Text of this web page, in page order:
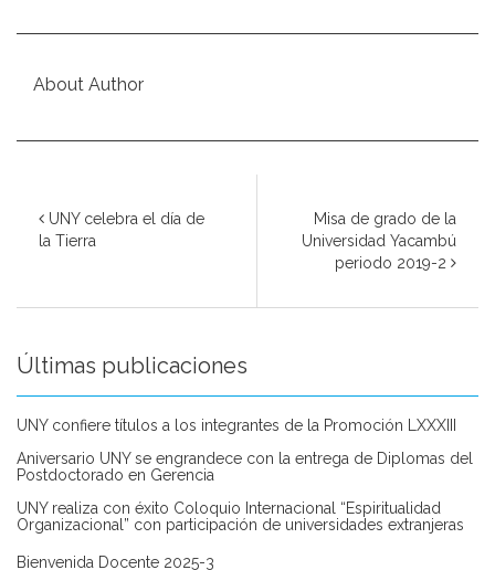
About Author
UNY celebra el día de
la Tierra
Misa de grado de la
Universidad Yacambú
periodo 2019-2
Últimas publicaciones
UNY confiere títulos a los integrantes de la Promoción LXXXIII
Aniversario UNY se engrandece con la entrega de Diplomas del
Postdoctorado en Gerencia
UNY realiza con éxito Coloquio Internacional “Espiritualidad
Organizacional” con participación de universidades extranjeras
Bienvenida Docente 2025-3